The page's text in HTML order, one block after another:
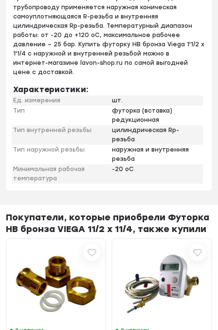
трубопроводу применяется наружная коническая
самоуплотняющаяся R-резьба и внутренняя
цилиндрическая Rp-резьба. Температурный диапазон
работы: от -20 до +120 оС, максимальное рабочее
давление – 25 бар. Купить футорку HB бронза Viega 1'1/2 х
1'1/4 с наружной и внутренней резьбой можно в
интернет-магазине lavon-shop.ru по самой выгодней
цене с доставкой.
Характеристики:
Ед. измерения
шт.
Тип
футорка (вставка)
редукционная
Тип внутренней резьбы
цилиндрическая Rp-
резьба
Тип наружной резьбы
наружная и внутренняя
резьба
Минимальная рабочая
температура
-20 оС
Покупатели, которые приобрели Футорка
НВ бронза VIEGA 11/2 x 11/4, также купили